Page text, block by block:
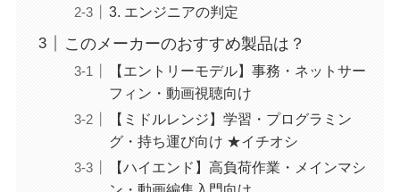
3. エンジニアの判定
このメーカーのおすすめ製品は？
【エントリーモデル】事務・ネットサー
フィン・動画視聴向け
【ミドルレンジ】学習・プログラミン
グ・持ち運び向け ★イチオシ
【ハイエンド】高負荷作業・メインマシ